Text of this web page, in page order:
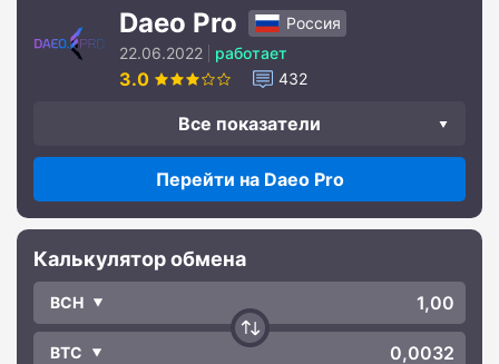
Daeo Pro
Россия
22.06.2022
работает
3.0 432
Все показатели
Перейти на Daeo Pro
Калькулятор обмена
BCH
BTC